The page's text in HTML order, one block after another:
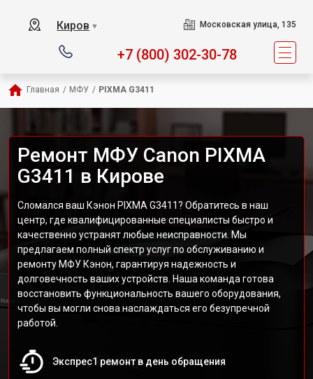
Киров ▼ Московская улица, 135
+7 (800) 302-30-78
Главная / МФУ / PIXMA G3411
Ремонт МФУ Canon PIXMA
G3411 в Кирове
Сломался ваш Кэнон PIXMA G3411? Обратитесь в наш
центр, где квалифицированные специалисты быстро и
качественно устранят любые неисправности. Мы
предлагаем полный спектр услуг по обслуживанию и
ремонту МФУ Кэнон, гарантируя надежность и
долговечность ваших устройств. Наша команда готова
восстановить функциональность вашего оборудования,
чтобы вы могли снова наслаждаться его безупречной
работой.
Экспрес1 ремонт в день обращения